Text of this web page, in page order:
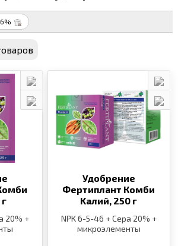
20% +
Удобрение
Фертиплант Комби
Kалий, 250 г
NPK 6-5-46 + Сера 20% +
микроэлементы